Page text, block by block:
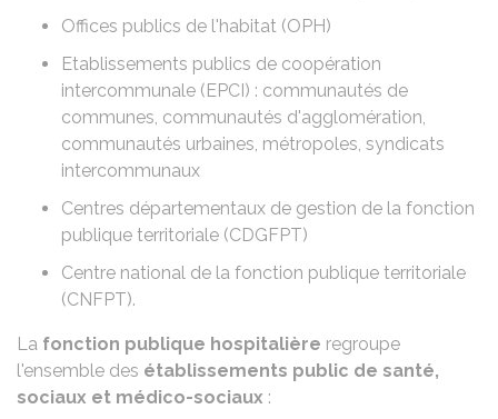
Offices publics de l'habitat (OPH)
Etablissements publics de coopération
intercommunale (EPCI) : communautés de
communes, communautés d'agglomération,
communautés urbaines, métropoles, syndicats
intercommunaux
Centres départementaux de gestion de la fonction
publique territoriale (CDGFPT)
Centre national de la fonction publique territoriale
(CNFPT).
La fonction publique hospitalière regroupe
l'ensemble des établissements public de santé,
sociaux et médico-sociaux :